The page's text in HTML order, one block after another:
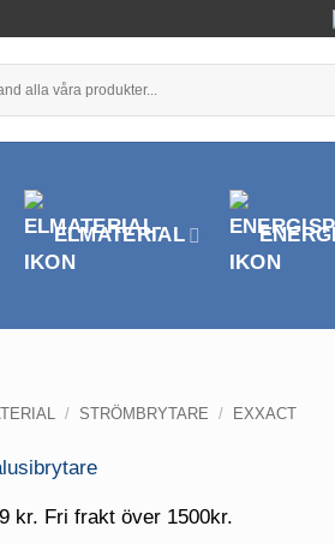
ELMATERIAL
/ STRÖMBRYTARE / EXXACT
kr. Fri frakt över 1500kr.